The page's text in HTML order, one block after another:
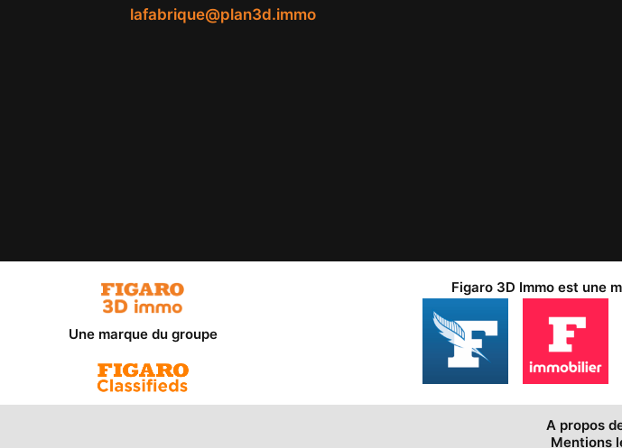
lafabrique@plan3d.immo
Une marque du groupe
Figaro 3D Immo est une
A propos
Mentions